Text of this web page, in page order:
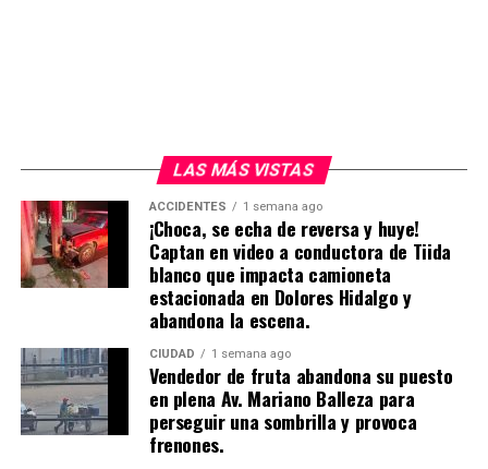
LAS MÁS VISTAS
ACCIDENTES 1 semana ago
¡Choca, se echa de reversa y huye!
Captan en video a conductora de Tiida
blanco que impacta camioneta
estacionada en Dolores Hidalgo y
abandona la escena.
CIUDAD 1 semana ago
Vendedor de fruta abandona su puesto
en plena Av. Mariano Balleza para
perseguir una sombrilla y provoca
frenones.